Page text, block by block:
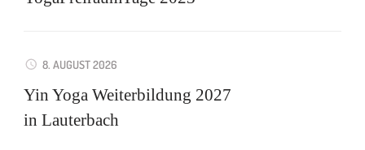
8. AUGUST 2026
Yin Yoga Weiterbildung 2027
in Lauterbach